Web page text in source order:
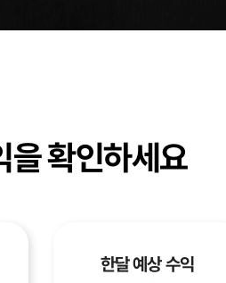
을 확인하세요
한달 예상 수익